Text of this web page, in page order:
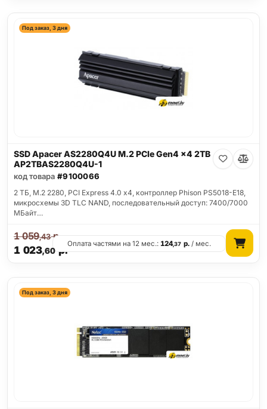
Под заказ, 3 дня
SSD Apacer AS2280Q4U M.2 PCIe Gen4 x4 2TB
AP2TBAS2280Q4U-1
код товара #9100066
2 ТБ, M.2 2280, PCI Express 4.0 x4, контроллер Phison PS5018-E18,
микросхемы 3D TLC NAND, последовательный доступ: 7400/7000
МБайт…
1 023,60 р.
1 059,43р.
Оплата частями на 12 мес.:124,37 р./ мес.
Под заказ, 3 дня